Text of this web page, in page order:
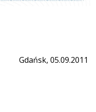
Gdańsk, 05.09.2011